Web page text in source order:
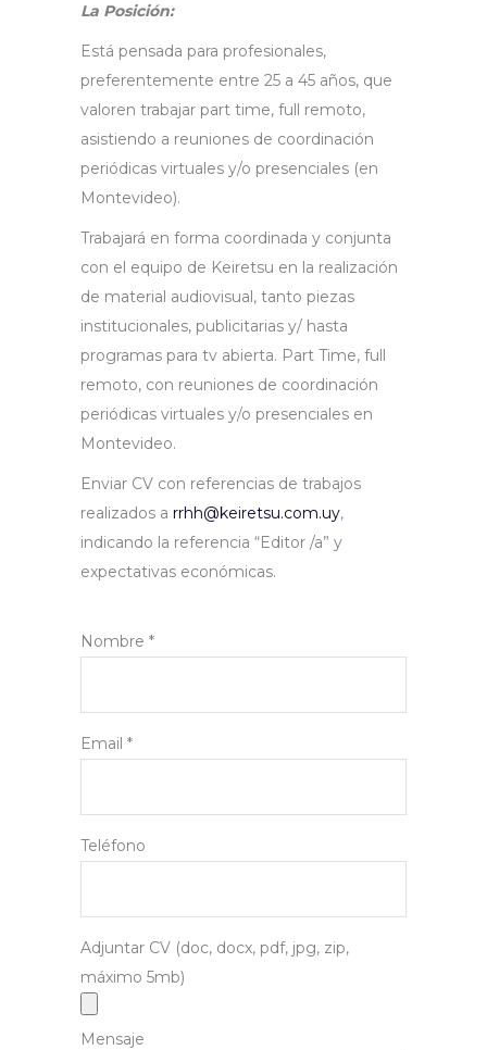
La Posición:
Está pensada para profesionales,
preferentemente entre 25 a 45 años, que
valoren trabajar part time, full remoto,
asistiendo a reuniones de coordinación
periódicas virtuales y/o presenciales (en
Montevideo).
Trabajará en forma coordinada y conjunta
con el equipo de Keiretsu en la realización
de material audiovisual, tanto piezas
institucionales, publicitarias y/ hasta
programas para tv abierta. Part Time, full
remoto, con reuniones de coordinación
periódicas virtuales y/o presenciales en
Montevideo.
Enviar CV con referencias de trabajos
realizados a rrhh@keiretsu.com.uy,
indicando la referencia “Editor /a” y
expectativas económicas.
Nombre *
Email *
Teléfono
Adjuntar CV (doc, docx, pdf, jpg, zip,
máximo 5mb)
Mensaje